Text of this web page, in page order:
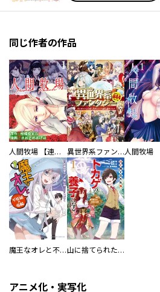
同じ作者の作品
人間牧場 【連載版】 異世界系ファンタジー ガンガンいこうぜ！大ボリューム試し読みパック人間牧場
魔王なオレと不死姫の指輪 山に捨てられた俺、トカゲの養子になる 魔法を極めて親を超えたけど、親が伝説の古竜だったなんて知らない
アニメ化・実写化